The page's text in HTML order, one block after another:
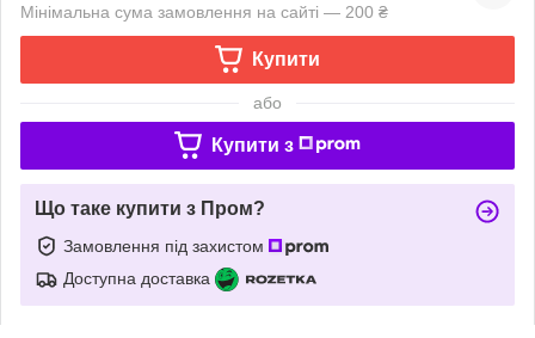
Мінімальна сума замовлення на сайті — 200 ₴
Купити
або
Купити з
Що таке купити з Пром?
Замовлення під захистом
Доступна доставка